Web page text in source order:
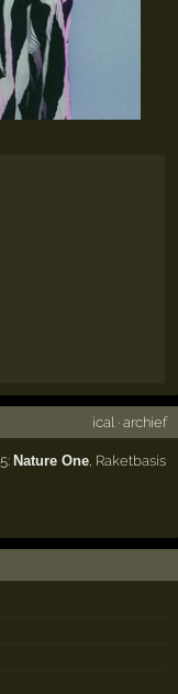
ical· archief
Nature One Raketbasis